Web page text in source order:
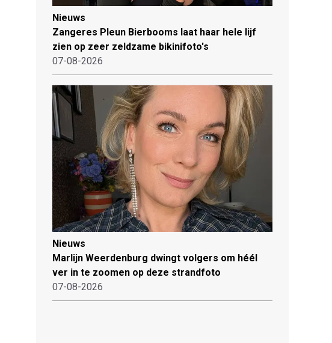
Nieuws
Zangeres Pleun Bierbooms laat haar hele lijf
zien op zeer zeldzame bikinifoto's
07-08-2026
Nieuws
Marlijn Weerdenburg dwingt volgers om héél
ver in te zoomen op deze strandfoto
07-08-2026